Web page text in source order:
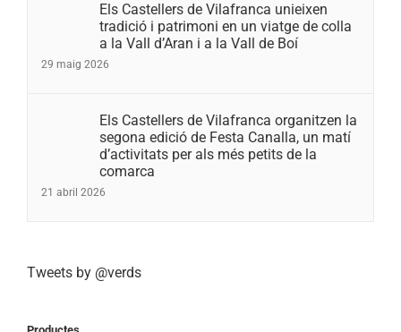
Els Castellers de Vilafranca unieixen
tradició i patrimoni en un viatge de colla
a la Vall d’Aran i a la Vall de Boí
29 maig 2026
Els Castellers de Vilafranca organitzen la
segona edició de Festa Canalla, un matí
d’activitats per als més petits de la
comarca
21 abril 2026
Tweets by @verds